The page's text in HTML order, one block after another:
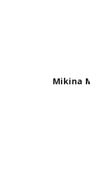
Mikina